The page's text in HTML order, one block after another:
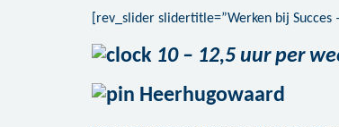
[rev_slider slidertitle=”Werken bij Succes
10 – 12,5 uur per
Heerhugowaard